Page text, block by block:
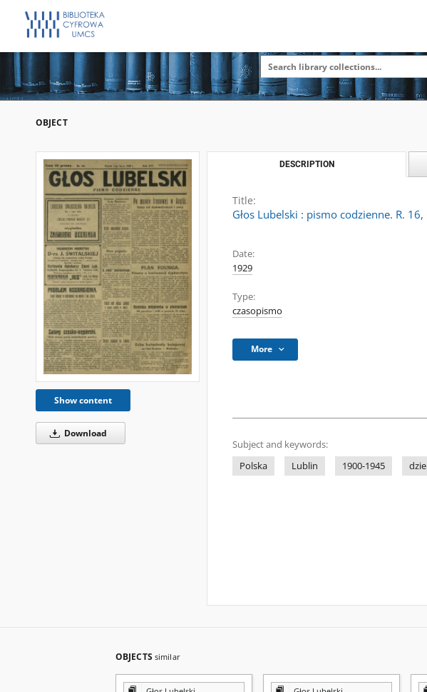
OBJECT
Show content
Download
DESCRIPTION
Title:
Głos Lubelski : pismo codzienne. R.
Date:
1929
Type:
czasopismo
More
Subject and keywords:
Polska
Lublin 1900-1945
OBJECTS similar